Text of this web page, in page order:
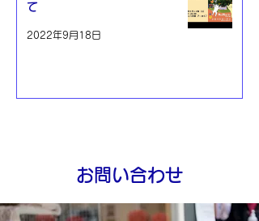
て
2022年9月18日
お問い合わせ